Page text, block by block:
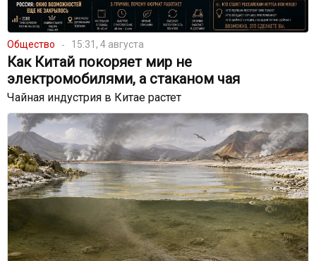
Общество 15:31, 4 августа
Как Китай покоряет мир не
электромобилями, а стаканом чая
Чайная индустрия в Китае растет